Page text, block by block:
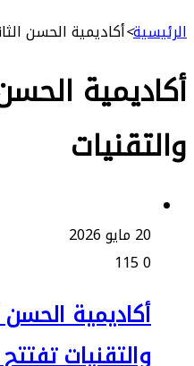
>أكاديمية الحسن الثاني
الحسن
الحسن
تفتتح